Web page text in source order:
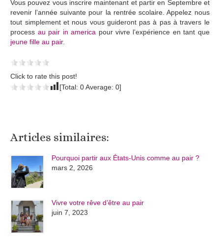
Vous pouvez vous inscrire maintenant et partir en Septembre et
revenir l’année suivante pour la rentrée scolaire. Appelez nous
tout simplement et nous vous guideront pas à pas à travers le
process au pair in america pour vivre l’expérience en tant que
jeune fille au pair.
Click to rate this post!
[Total:0Average:0]
Articles similaires:
Pourquoi partir aux États-Unis comme au pair ?
mars 2, 2026
Vivre votre rêve d’être au pair
juin 7, 2023